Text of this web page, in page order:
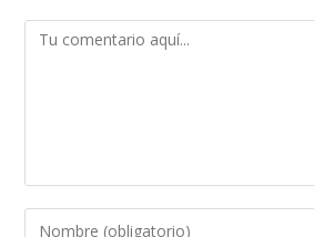
Comentario
Introduce